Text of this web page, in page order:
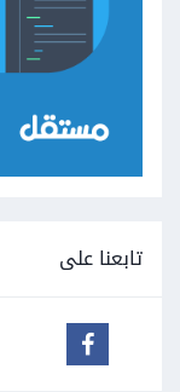
تابعنا على